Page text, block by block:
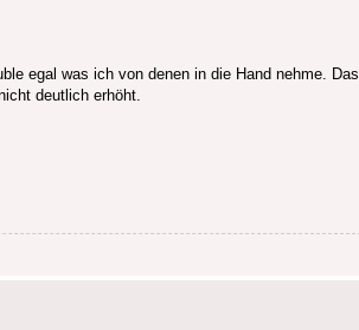
egal was ich von denen in die Hand nehme. Das
deutlich erhöht.